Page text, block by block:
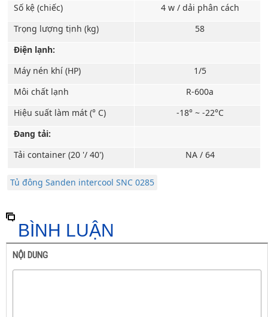
Số kệ (chiếc)
4 w / dải phân cách
Trọng lượng tịnh (kg)
58
Điện lạnh:
Máy nén khí (HP)
1/5
Môi chất lạnh
R-600a
Hiệu suất làm mát (° C)
-18° ~ -22°C
Đang tải:
Tải container (20 '/ 40')
NA / 64
Tủ đông Sanden intercool SNC 0285
BÌNH LUẬN
NỘI DUNG